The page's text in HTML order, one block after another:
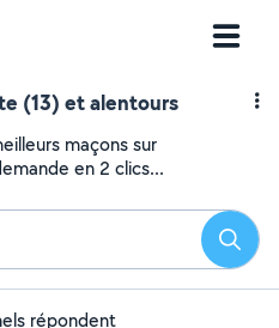
(13) et alentours
maçons sur
en 2 clics...
répondent